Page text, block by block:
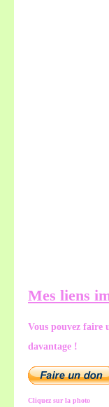
Mes liens
Vous pouvez faire
davantage !
Cliquez sur la photo